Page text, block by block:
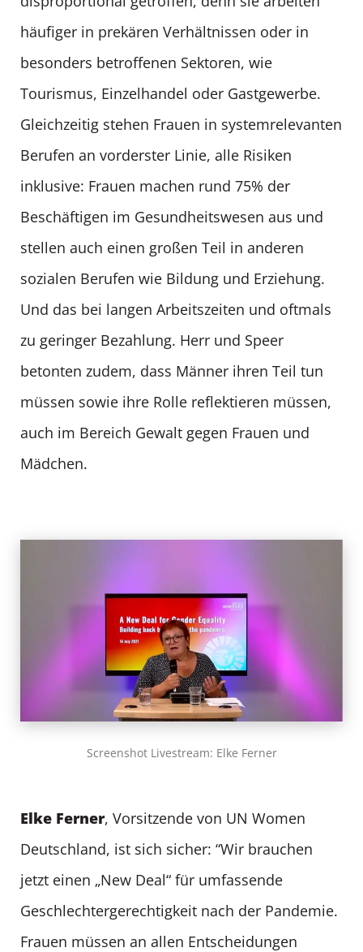
häufiger in prekären Verhältnissen oder in
besonders betroffenen Sektoren, wie
Tourismus, Einzelhandel oder Gastgewerbe.
Gleichzeitig stehen Frauen in systemrelevanten
Berufen an vorderster Linie, alle Risiken
inklusive: Frauen machen rund 75% der
Beschäftigen im Gesundheitswesen aus und
stellen auch einen großen Teil in anderen
sozialen Berufen wie Bildung und Erziehung.
Und das bei langen Arbeitszeiten und oftmals
zu geringer Bezahlung. Herr und Speer
betonten zudem, dass Männer ihren Teil tun
müssen sowie ihre Rolle reflektieren müssen,
auch im Bereich Gewalt gegen Frauen und
Mädchen.
Screenshot Livestream: Elke Ferner
Elke Ferner, Vorsitzende von UN Women
Deutschland, ist sich sicher: “Wir brauchen
jetzt einen „New Deal“ für umfassende
Geschlechtergerechtigkeit nach der Pandemie.
Frauen müssen an allen Entscheidungen